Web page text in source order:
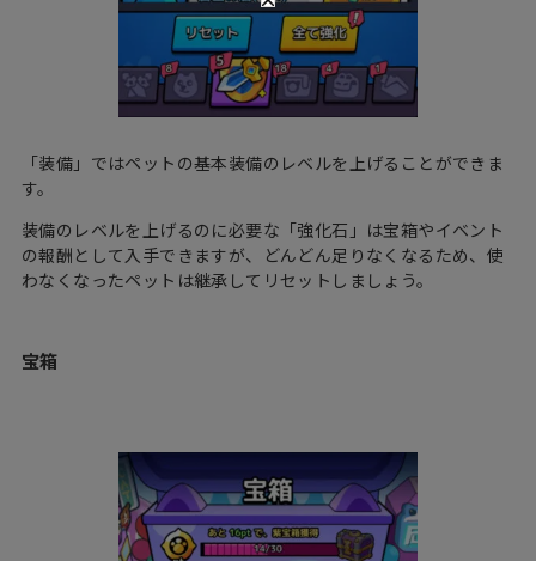
「装備」ではペットの基本装備のレベルを上げることができま
す。
装備のレベルを上げるのに必要な「強化石」は宝箱やイベント
の報酬として入手できますが、どんどん足りなくなるため、使
わなくなったペットは継承してリセットしましょう。
宝箱